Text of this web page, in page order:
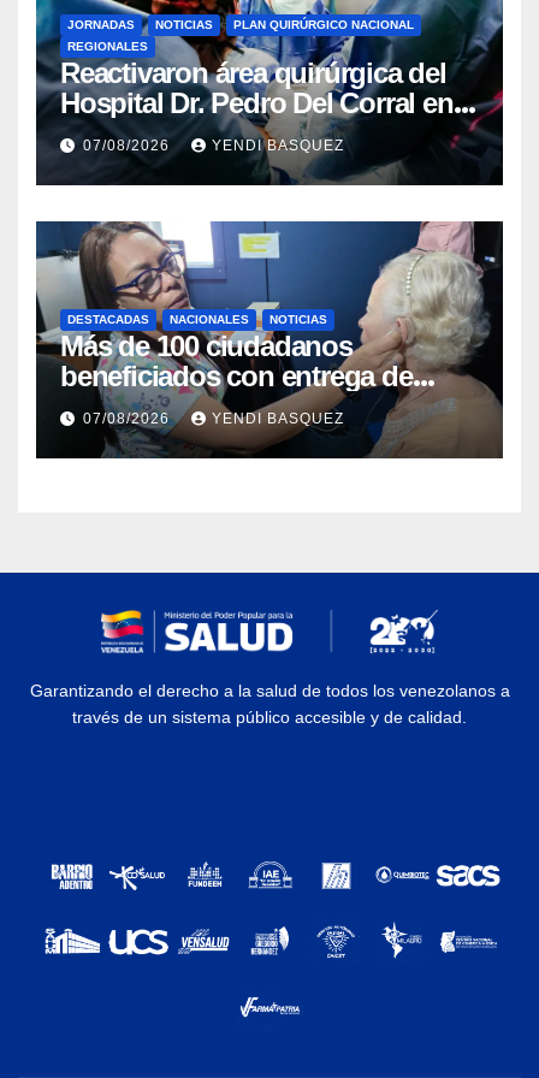
JORNADAS NOTICIAS
PLAN QUIRÚRGICO NACIONAL
REGIONALES
Reactivaron área quirúrgica del
Hospital Dr. Pedro Del Corral en
Guárico
07/08/2026 YENDI BASQUEZ
DESTACADAS NACIONALES NOTICIAS
Más de 100 ciudadanos
beneficiados con entrega de
prótesis auditivas en el Centro de
Rehabilitación J.J. Arvelo
07/08/2026 YENDI BASQUEZ
Garantizando el derecho a la salud de todos los venezolanos a
través de un sistema público accesible y de calidad.